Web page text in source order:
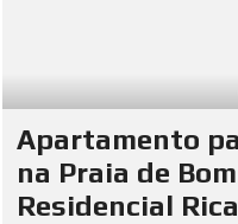
Apartamento
na Praia de
Residencial